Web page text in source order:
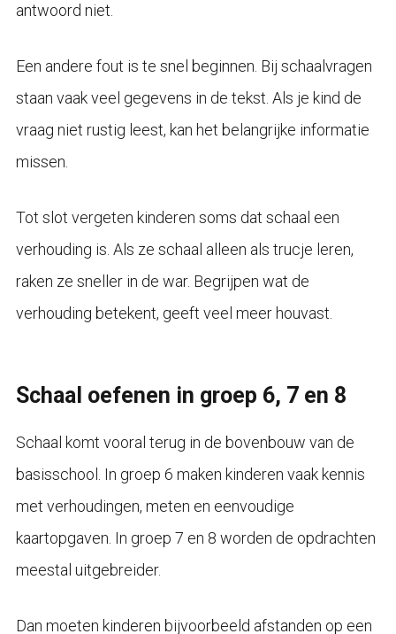
antwoord niet.
Een andere fout is te snel beginnen. Bij schaalvragen
staan vaak veel gegevens in de tekst. Als je kind de
vraag niet rustig leest, kan het belangrijke informatie
missen.
Tot slot vergeten kinderen soms dat schaal een
verhouding is. Als ze schaal alleen als trucje leren,
raken ze sneller in de war. Begrijpen wat de
verhouding betekent, geeft veel meer houvast.
Schaal oefenen in groep 6, 7 en 8
Schaal komt vooral terug in de bovenbouw van de
basisschool. In groep 6 maken kinderen vaak kennis
met verhoudingen, meten en eenvoudige
kaartopgaven. In groep 7 en 8 worden de opdrachten
meestal uitgebreider.
Dan moeten kinderen bijvoorbeeld afstanden op een